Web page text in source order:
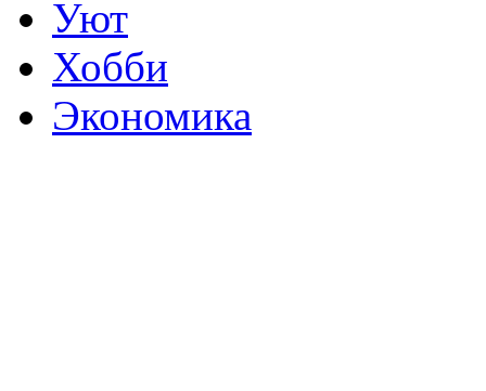
Уют
Хобби
Экономика